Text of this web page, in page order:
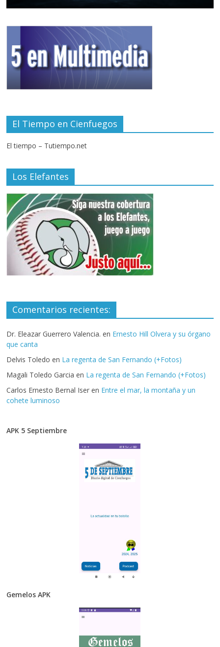
El Tiempo en Cienfuegos
El tiempo – Tutiempo.net
Los Elefantes
Comentarios recientes:
Dr. Eleazar Guerrero Valencia. en Ernesto Hill Olvera y su órgano
que canta
Delvis Toledo en La regenta de San Fernando (+Fotos)
Magali Toledo Garcia en La regenta de San Fernando (+Fotos)
Carlos Ernesto Bernal Iser en Entre el mar, la montaña y un
cohete luminoso
APK 5 Septiembre
Gemelos APK